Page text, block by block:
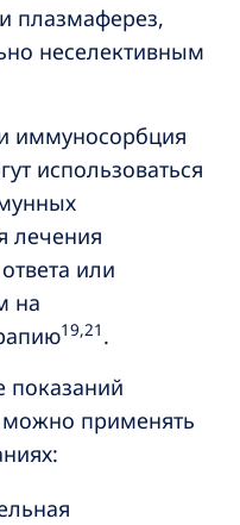
плазмаферез,
неселективным
иммуносорбция
использоваться
лечения
или
на
19,21 .
можно применять